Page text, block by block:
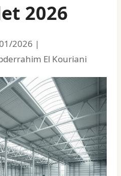
2026
2026 |
El Kouriani